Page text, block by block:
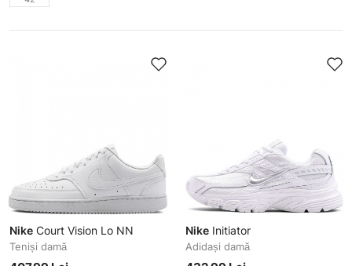
Nike Court Vision Lo NN
Teniși damă
Nike Initiator
Adidași damă